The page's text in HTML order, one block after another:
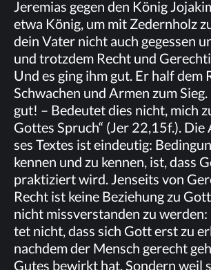
Je­re­mi­as ge­gen den Kö­nig
etwa Kö­nig, um mit Ze­dern­holz
dein Va­ter nicht auch ge­ges­sen
und trotz­dem Recht und
Und es ging ihm gut. Er half dem
Schwa­chen und Ar­men zum
gut! – Be­deu­tet dies nicht, mich
Got­tes Spruch“ (Jer 22,15f.).
ses Tex­tes ist ein­deu­tig:
ken­nen und zu ken­nen, ist, dass
prak­ti­ziert wird. Jen­seits von
Recht ist kei­ne Be­zie­hung zu
nicht miss­ver­stan­den zu
tet nicht, dass sich Gott erst zu
nach­dem der Mensch ge­recht
Gu­tes be­wirkt hat. Son­dern weil